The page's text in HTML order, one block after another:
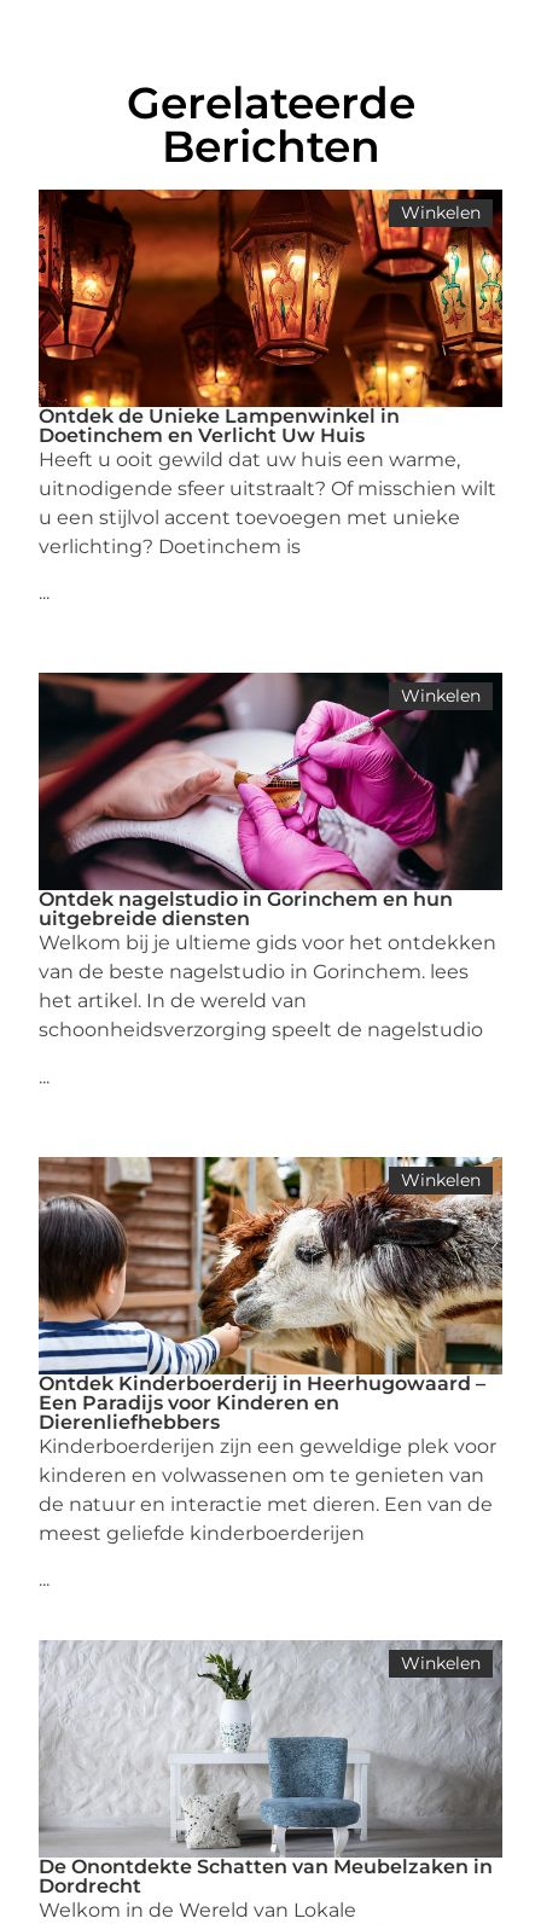
Gerelateerde
Berichten
Winkelen
Ontdek de Unieke Lampenwinkel in
Doetinchem en Verlicht Uw Huis
Heeft u ooit gewild dat uw huis een warme,
uitnodigende sfeer uitstraalt? Of misschien wilt
u een stijlvol accent toevoegen met unieke
verlichting? Doetinchem is
...
Winkelen
Ontdek nagelstudio in Gorinchem en hun
uitgebreide diensten
Welkom bij je ultieme gids voor het ontdekken
van de beste nagelstudio in Gorinchem. lees
het artikel. In de wereld van
schoonheidsverzorging speelt de nagelstudio
...
Winkelen
Ontdek Kinderboerderij in Heerhugowaard –
Een Paradijs voor Kinderen en
Dierenliefhebbers
Kinderboerderijen zijn een geweldige plek voor
kinderen en volwassenen om te genieten van
de natuur en interactie met dieren. Een van de
meest geliefde kinderboerderijen
...
Winkelen
De Onontdekte Schatten van Meubelzaken in
Dordrecht
Welkom in de Wereld van Lokale